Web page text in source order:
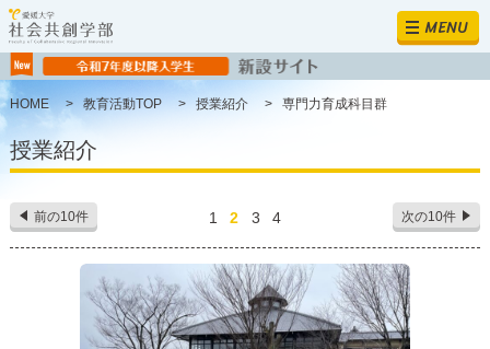
MENU
HOME > 教育活動TOP > 授業紹介 > 専門力育成科目群
授業紹介
前の10件 1 2 3 4 次の10件